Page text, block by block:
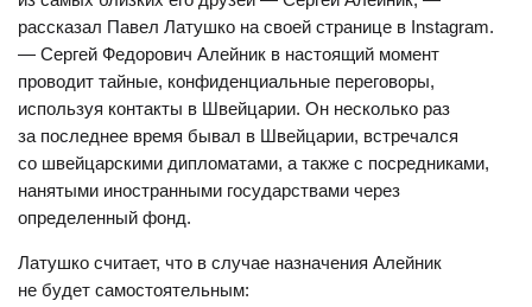
рассказал Павел Латушко на своей странице в Instagram.
— Сергей Федорович Алейник в настоящий момент
проводит тайные, конфиденциальные переговоры,
используя контакты в Швейцарии. Он несколько раз
за последнее время бывал в Швейцарии, встречался
со швейцарскими дипломатами, а также с посредниками,
нанятыми иностранными государствами через
определенный фонд.
Латушко считает, что в случае назначения Алейник
не будет самостоятельным: